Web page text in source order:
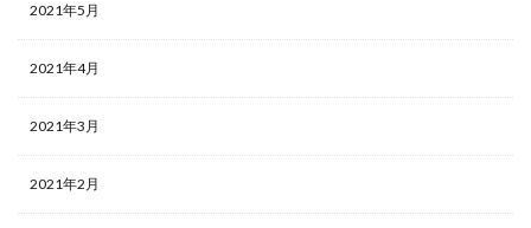
2021年5月
2021年4月
2021年3月
2021年2月